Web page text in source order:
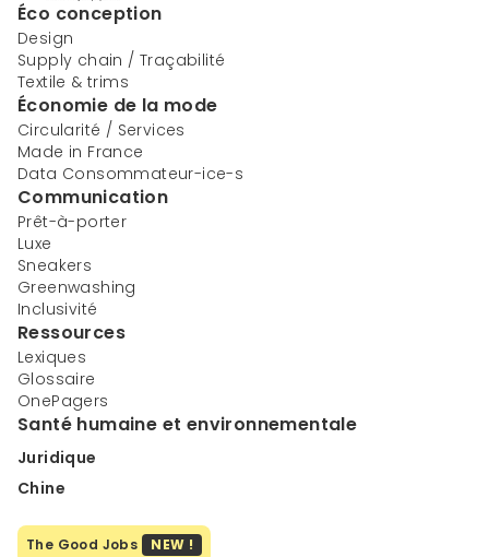
Éco conception
Design
Supply chain / Traçabilité
Textile & trims
Économie de la mode
Circularité / Services
Made in France
Data Consommateur-ice-s
Communication
Prêt-à-porter
Luxe
Sneakers
Greenwashing
Inclusivité
Ressources
Lexiques
Glossaire
OnePagers
Santé humaine et environnementale
Juridique
Chine
The Good Jobs NEW !